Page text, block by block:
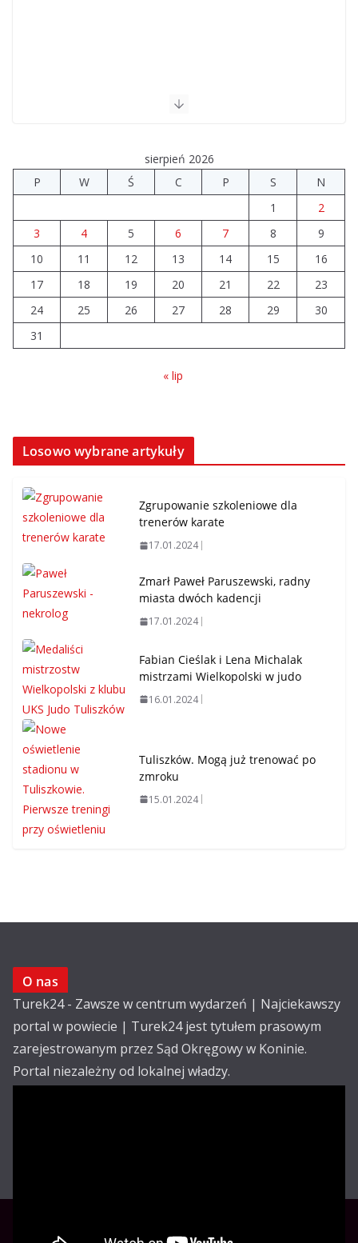
sierpień 2026
P
W Ś C P S
N
1
2
3
4 5 6 7 8
9
10
11 12 13 14 15
16
17
18 19 20 21 22
23
24
25 26 27 28 29
30
31
« lip
Losowo wybrane artykuły
Zgrupowanie szkoleniowe dla
trenerów karate
17.01.2024
Zmarł Paweł Paruszewski, radny
miasta dwóch kadencji
17.01.2024
Fabian Cieślak i Lena Michalak
mistrzami Wielkopolski w judo
16.01.2024
Tuliszków. Mogą już trenować po
zmroku
15.01.2024
O nas
Turek24 - Zawsze w centrum wydarzeń | Najciekawszy
portal w powiecie | Turek24 jest tytułem prasowym
zarejestrowanym przez Sąd Okręgowy w Koninie.
Portal niezależny od lokalnej władzy.